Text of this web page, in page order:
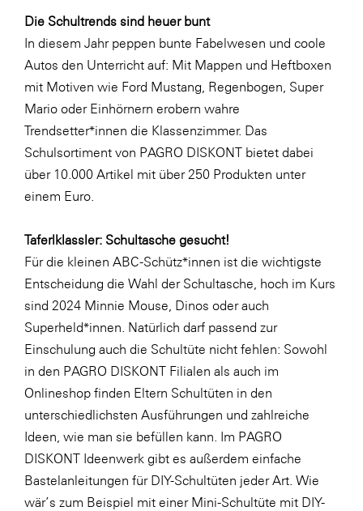
PHH Rechtsanwält:innen
Primark
Salesforce
sebamed
SeneCura
SERVICE&MORE
SKINUANCE®
Somfy
Sony DADC
SPIEGLTEC
STIHL Tirol
Trend Micro
TAG GmbH
VALETTA
Verband Druck Medien Österreich
Wirtschaftskammer Salzburg
WKS Fachgruppe Fahrzeughandel und
Die Schultrends sind heuer bunt
In diesem Jahr peppen bunte Fabelwesen und coole
Autos den Unterricht auf: Mit Mappen und Heftboxen
mit Motiven wie Ford Mustang Regenbogen Super
Mario oder Einhörnern erobern wahre
Trendsetter*innen die Klassenzimmer. Das
Schulsortiment von PAGRO DISKONT bietet dabei
über 10.000 Artikel mit über 250 Produkten unter
einem Euro.
Taferlklassler: Schultasche gesucht!
Für die kleinen ABC-Schütz*innen ist die wichtigste
Entscheidung die Wahl der Schultasche, hoch im Kurs
sind 2024 Minnie Mouse Dinos oder auch
Superheld*innen . Natürlich darf passend zur
Einschulung auch die Schultüte nicht fehlen: Sowohl
in den PAGRO DISKONT Filialen als auch im
Onlineshop finden Eltern Schultüten in den
unterschiedlichsten Ausführungen und zahlreiche
Ideen, wie man sie befüllen kann. Im PAGRO
DISKONT Ideenwerk gibt es außerdem einfache
Bastelanleitungen für DIY-Schultüten jeder Art. Wie
wär’s zum Beispiel mit einer Mini-Schultüte mit DIY-